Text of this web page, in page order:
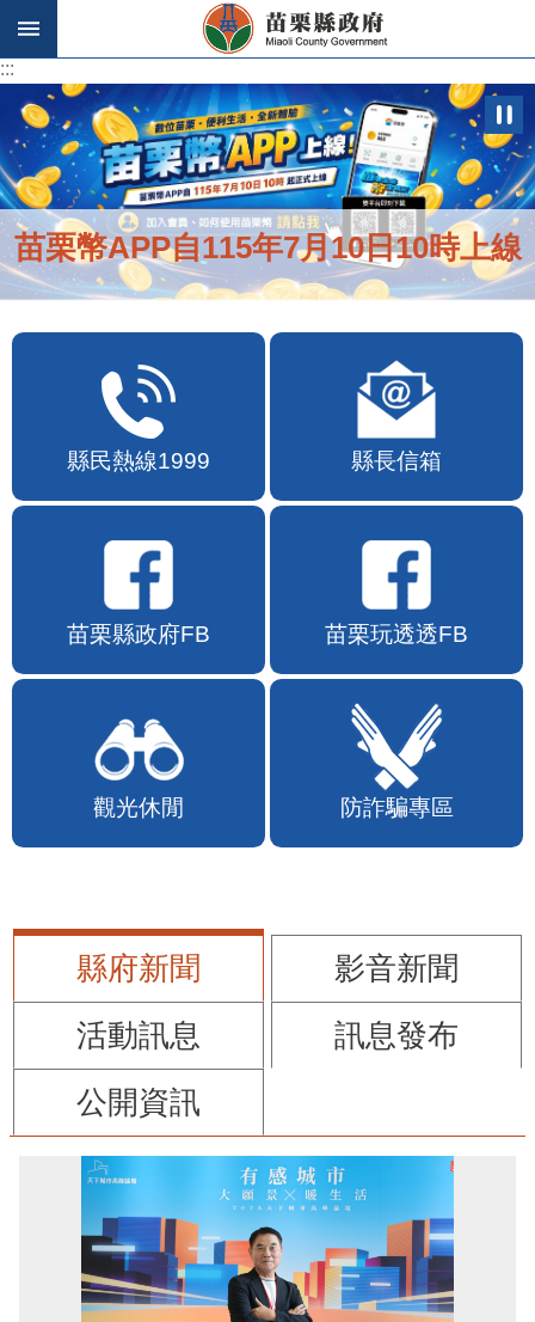
跳到主要內容區塊
:::
苗栗幣APP自115年7月10日10時上線
縣民熱線1999 縣長信箱
苗栗縣政府FB 苗栗玩透透FB
觀光休閒 防詐騙專區
縣府新聞
影音新聞
活動訊息
訊息發布
公開資訊